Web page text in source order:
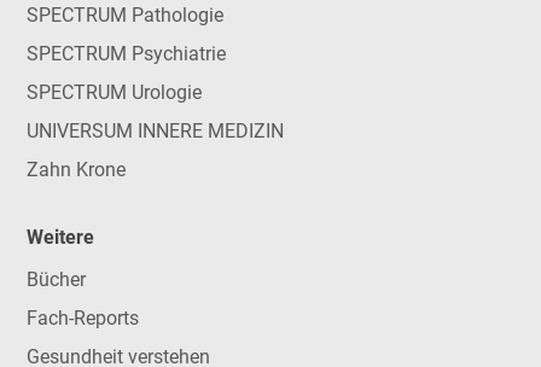
SPECTRUM Pathologie
SPECTRUM Psychiatrie
SPECTRUM Urologie
UNIVERSUM INNERE MEDIZIN
Zahn Krone
Weitere
Bücher
Fach-Reports
Gesundheit verstehen